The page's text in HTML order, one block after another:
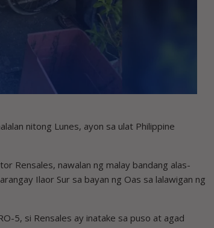
nitong Lunes, ayon sa ulat Philippine
Rensales, nawalan ng malay bandang alas-
Ilaor Sur sa bayan ng Oas sa lalawigan ng
5, si Rensales ay inatake sa puso at agad